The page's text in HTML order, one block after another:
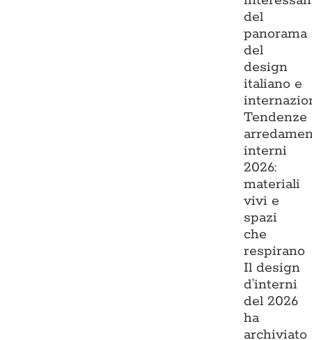
del
panorama
del
design
italiano e
Tendenze
interni
2026:
materiali
vivi e
spazi
che
respirano
Il design
d’interni
del 2026
ha
archiviato